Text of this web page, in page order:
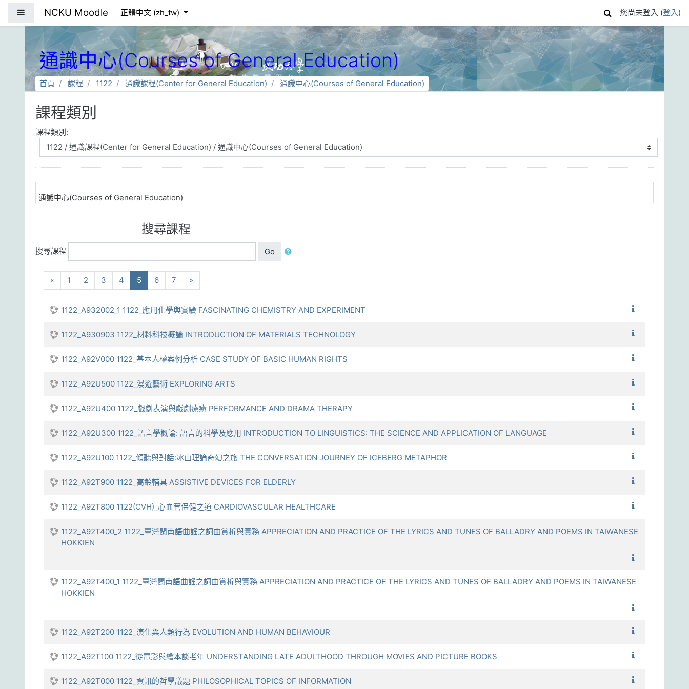
NCKU Moodle 正體中文 ‎(zh_tw)‎ 您尚未登入 (登入)
通識中心(Courses of General Education)
首頁 課程 1122 通識課程(Center for General Education) 通識中心(Courses of General Education)
課程類別
課程類別:
通識中心(Courses of General Education)
搜尋課程
搜尋課程 Go
« 向前1 2 3 4 5 (current)
6 7 »
1122_A932002_1 1122_應用化學與實驗 FASCINATING CHEMISTRY AND EXPERIMENT
1122_A930903 1122_材料科技概論 INTRODUCTION OF MATERIALS TECHNOLOGY
1122_A92V000 1122_基本人權案例分析 CASE STUDY OF BASIC HUMAN RIGHTS
1122_A92U500 1122_漫遊藝術 EXPLORING ARTS
1122_A92U400 1122_戲劇表演與戲劇療癒 PERFORMANCE AND DRAMA THERAPY
1122_A92U300 1122_語言學概論: 語言的科學及應用 INTRODUCTION TO LINGUISTICS: THE SCIENCE AND APPLICATION OF LANGUAGE
1122_A92U100 1122_傾聽與對話:冰山理論奇幻之旅 THE CONVERSATION JOURNEY OF ICEBERG METAPHOR
1122_A92T900 1122_高齡輔具 ASSISTIVE DEVICES FOR ELDERLY
1122_A92T800 1122(CVH)_心血管保健之道 CARDIOVASCULAR HEALTHCARE
1122_A92T400_2 1122_臺灣閩南語曲謠之詞曲賞析與實務 APPRECIATION AND PRACTICE OF THE LYRICS AND TUNES OF BALLADRY AND POEMS IN TAIWANESE
HOKKIEN
1122_A92T400_1 1122_臺灣閩南語曲謠之詞曲賞析與實務 APPRECIATION AND PRACTICE OF THE LYRICS AND TUNES OF BALLADRY AND POEMS IN TAIWANESE
HOKKIEN
1122_A92T200 1122_演化與人類行為 EVOLUTION AND HUMAN BEHAVIOUR
1122_A92T100 1122_從電影與繪本談老年 UNDERSTANDING LATE ADULTHOOD THROUGH MOVIES AND PICTURE BOOKS
1122_A92T000 1122_資訊的哲學議題 PHILOSOPHICAL TOPICS OF INFORMATION